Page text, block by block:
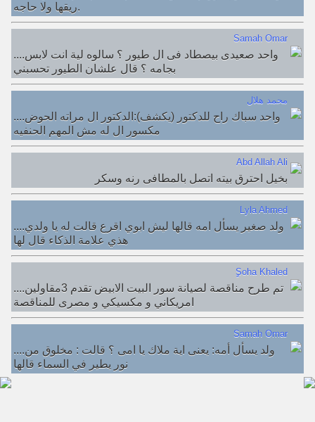
ريقها ولا حاجه.
Samah Omar
....واحد صعيدى بيصطاد فى ال طيور ؟ سالوه لية انت لابس
بجامه ؟ قال علشان الطيور تحسبني
محمد هلال
....واحد سباك راح للدكتور (يكشف):الدكتور ال مراته الحوض
مكسور ال له مش المهم الحنفيه
Abd Allah Ali
بخيل احترق بيته اتصل بالمطافى رنه وسكر
Lyla Ahmed
....ولد صغير يسأل امه قالها ليش ابوي اقرع قالت له يا ولدي
هذي علامة الذكاء قال لها
ٍSoha Khaled
....تم طرح مناقصة لصيانة سور البيت الابيض تقدم 3مقاولين
امريكاني و مكسيكي و مصرى للمناقصة
Samah Omar
....ولد يسأل أمه: يعنى اية ملاك يا امى ؟ قالت : مخلوق من
نور يطير في السماء قالها